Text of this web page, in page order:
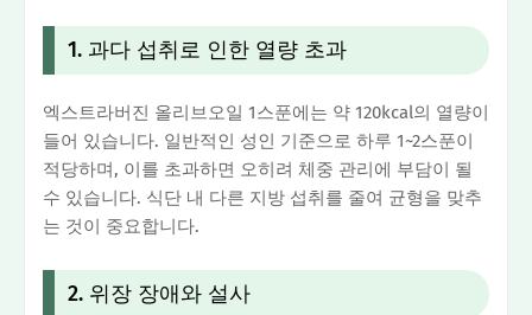
1. 과다 섭취로 인한 열량 초과
엑스트라버진 올리브오일 1스푼에는 약 120kcal의 열량이
들어 있습니다. 일반적인 성인 기준으로 하루 1~2스푼이
적당하며, 이를 초과하면 오히려 체중 관리에 부담이 될
수 있습니다. 식단 내 다른 지방 섭취를 줄여 균형을 맞추
는 것이 중요합니다.
2. 위장 장애와 설사